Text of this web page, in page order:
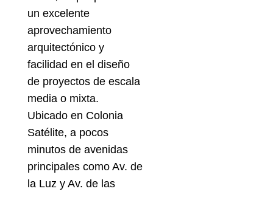
un excelente
aprovechamiento
arquitectónico y
facilidad en el diseño
de proyectos de escala
media o mixta.
Ubicado en Colonia
Satélite, a pocos
minutos de avenidas
principales como Av. de
la Luz y Av. de las